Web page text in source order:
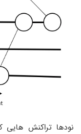
نودها تراکنش هایی